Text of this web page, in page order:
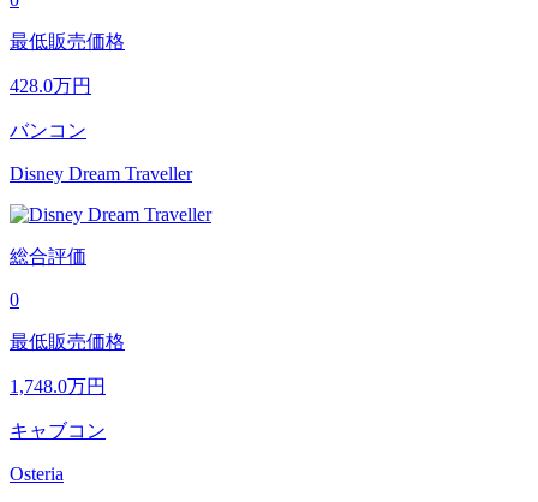
最低販売価格
428.0万円
バンコン
Disney Dream Traveller
総合評価
0
最低販売価格
1,748.0万円
キャブコン
Osteria